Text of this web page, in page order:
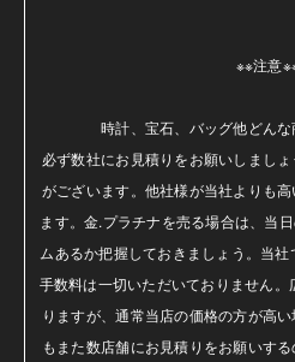
※※注意
時計、宝石、バッグ他どんな
必ず数社にお見積りをお願いしまし
がございます。他社様が当社よりも
ます。金.プラチナを売る場合は、当
ムあるか把握しておきましょう。当社
手数料は一切いただいておりません
りますが、通常当店の価格の方が高
もまた数店舗にお見積りをお願いす